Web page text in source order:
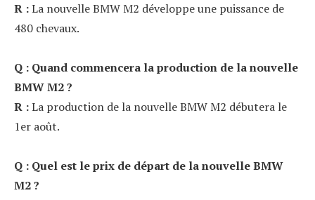
R :La nouvelle BMW M2 développe une puissance de
480 chevaux.
Q : Quand commencera la production de la nouvelle
BMW M2 ?
R :La production de la nouvelle BMW M2 débutera le
1er août.
Q : Quel est le prix de départ de la nouvelle BMW
M2 ?